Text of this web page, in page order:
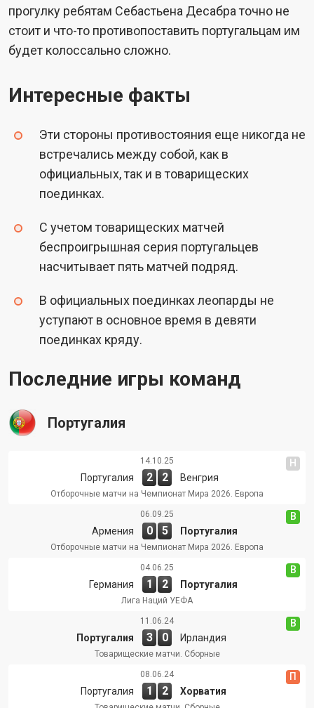
прогулку ребятам Себастьена Десабра точно не
стоит и что-то противопоставить португальцам им
будет колоссально сложно.
Интересные факты
Эти стороны противостояния еще никогда не
встречались между собой, как в
официальных, так и в товарищеских
поединках.
С учетом товарищеских матчей
беспроигрышная серия португальцев
насчитывает пять матчей подряд.
В официальных поединках леопарды не
уступают в основное время в девяти
поединках кряду.
Последние игры команд
Португалия
Н
14.10.25
Португалия 2 2 Венгрия
Отборочные матчи на Чемпионат Мира 2026. Европа
В
06.09.25
Армения 0 5 Португалия
Отборочные матчи на Чемпионат Мира 2026. Европа
В
04.06.25
Германия 1 2 Португалия
Лига Наций УЕФА
В
11.06.24
Португалия 3 0 Ирландия
Товарищеские матчи. Сборные
П
08.06.24
Португалия 1 2 Хорватия